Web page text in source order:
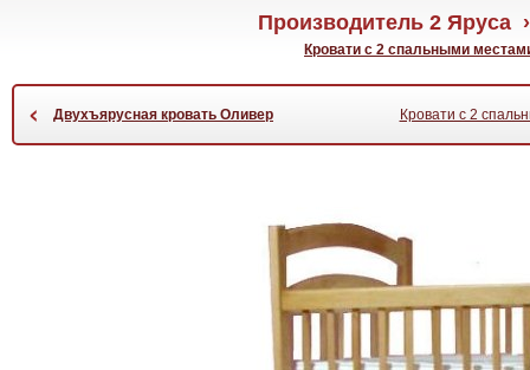
Производитель 2 Яруса
Кровати с 2 спальными
‹ Двухъярусная кровать Оливер Кровати с 2